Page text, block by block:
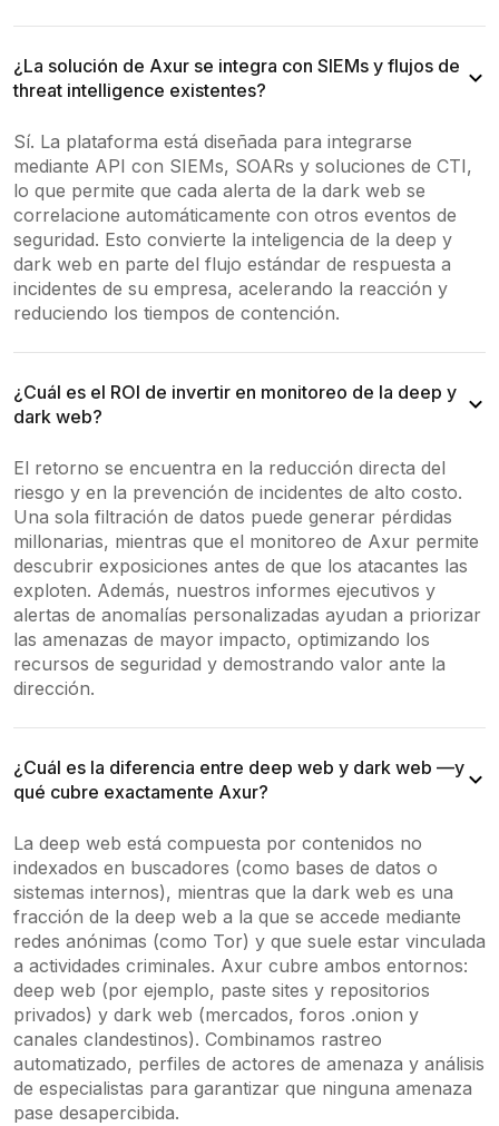
¿La solución de Axur se integra con SIEMs y flujos de
threat intelligence existentes?
Sí. La plataforma está diseñada para integrarse
mediante API con SIEMs, SOARs y soluciones de CTI,
lo que permite que cada alerta de la dark web se
correlacione automáticamente con otros eventos de
seguridad. Esto convierte la inteligencia de la deep y
dark web en parte del flujo estándar de respuesta a
incidentes de su empresa, acelerando la reacción y
reduciendo los tiempos de contención.
¿Cuál es el ROI de invertir en monitoreo de la deep y
dark web?
El retorno se encuentra en la reducción directa del
riesgo y en la prevención de incidentes de alto costo.
Una sola filtración de datos puede generar pérdidas
millonarias, mientras que el monitoreo de Axur permite
descubrir exposiciones antes de que los atacantes las
exploten. Además, nuestros informes ejecutivos y
alertas de anomalías personalizadas ayudan a priorizar
las amenazas de mayor impacto, optimizando los
recursos de seguridad y demostrando valor ante la
dirección.
¿Cuál es la diferencia entre deep web y dark web —y
qué cubre exactamente Axur?
La deep web está compuesta por contenidos no
indexados en buscadores (como bases de datos o
sistemas internos), mientras que la dark web es una
fracción de la deep web a la que se accede mediante
redes anónimas (como Tor) y que suele estar vinculada
a actividades criminales. Axur cubre ambos entornos:
deep web (por ejemplo, paste sites y repositorios
privados) y dark web (mercados, foros .onion y
canales clandestinos). Combinamos rastreo
automatizado, perfiles de actores de amenaza y análisis
de especialistas para garantizar que ninguna amenaza
pase desapercibida.